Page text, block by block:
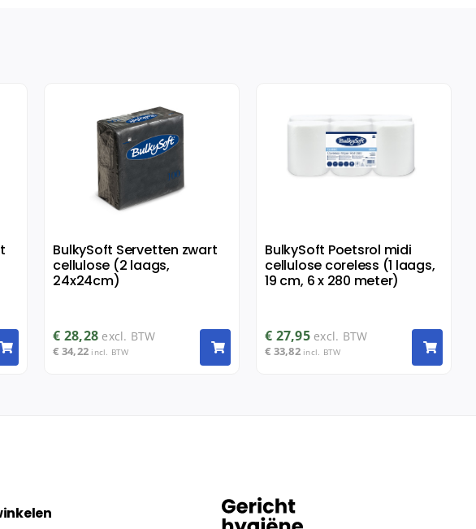
BulkySoft Servetten zwart
cellulose (2 laags,
24x24cm)
€ 28,28 excl. BTW
€ 34,22 incl. BTW
BulkySoft Poetsrol midi
cellulose coreless (1 laags,
19 cm, 6 x 280 meter)
€ 27,95 excl. BTW
€ 33,82 incl. BTW